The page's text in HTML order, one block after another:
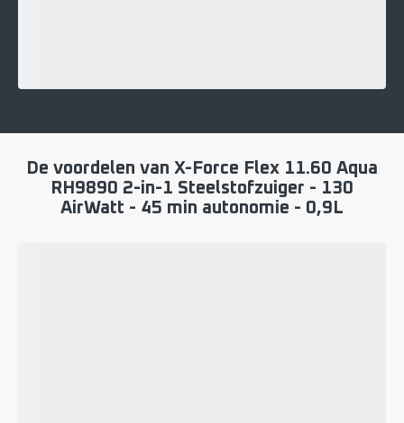
De voordelen van X-Force Flex 11.60 Aqua
RH9890 2-in-1 Steelstofzuiger - 130
AirWatt - 45 min autonomie - 0,9L